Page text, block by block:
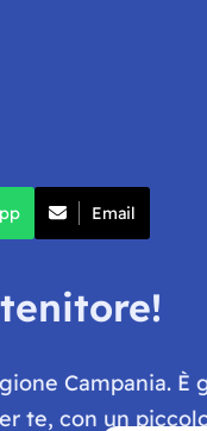
Email
Campania.
te, con un